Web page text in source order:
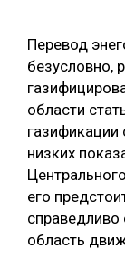
Перевод
безусловно,
области
газификации
низких
его
справедливо
область